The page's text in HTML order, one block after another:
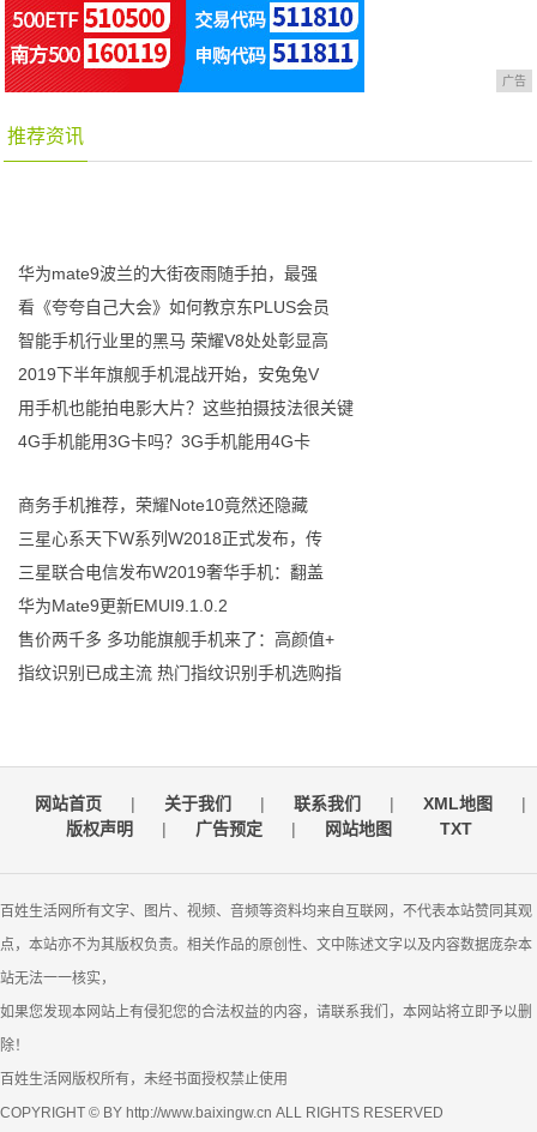
广告
推荐资讯
华为mate9波兰的大街夜雨随手拍，最强
看《夸夸自己大会》如何教京东PLUS会员
智能手机行业里的黑马 荣耀V8处处彰显高
2019下半年旗舰手机混战开始，安兔兔V
用手机也能拍电影大片？这些拍摄技法很关键
4G手机能用3G卡吗？3G手机能用4G卡
商务手机推荐，荣耀Note10竟然还隐藏
三星心系天下W系列W2018正式发布，传
三星联合电信发布W2019奢华手机：翻盖
华为Mate9更新EMUI9.1.0.2
售价两千多 多功能旗舰手机来了：高颜值+
指纹识别已成主流 热门指纹识别手机选购指
网站首页 | 关于我们 | 联系我们 | XML地图
|
版权声明
| 广告预定 | 网站地图 TXT
百姓生活网所有文字、图片、视频、音频等资料均来自互联网，不代表本站赞同其观
点，本站亦不为其版权负责。相关作品的原创性、文中陈述文字以及内容数据庞杂本
站无法一一核实，
如果您发现本网站上有侵犯您的合法权益的内容，请联系我们，本网站将立即予以删
除！
百姓生活网版权所有，未经书面授权禁止使用
COPYRIGHT © BY http://www.baixingw.cn ALL RIGHTS RESERVED